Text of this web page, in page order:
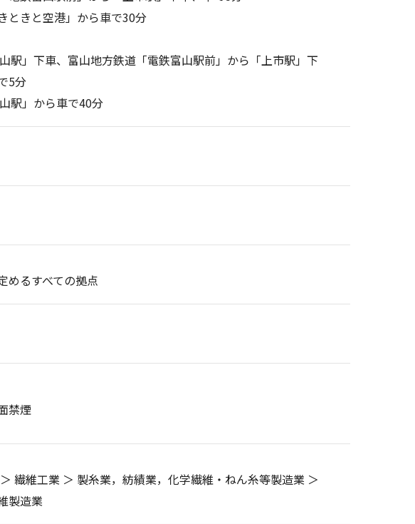
ときと空港」から車で30分
山駅」下車、富山地方鉄道「電鉄富山駅前」から「上市駅」下
5分
山駅」から車で40分
めるすべての拠点
禁煙
繊維工業 ＞ 製糸業，紡績業，化学繊維・ねん糸等製造業 ＞
製造業